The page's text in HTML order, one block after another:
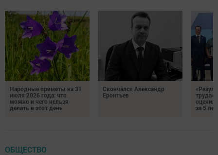
Народные приметы на 31
июля 2026 года: что
можно и чего нельзя
делать в этот день
Скончался Александр
Еронтьев
за 5 лет
ОБЩЕСТВО